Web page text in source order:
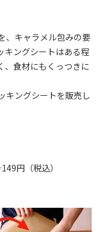
、キャラメル包みの要
キングシートはある程
、食材にもくっつきに
キングシートを販売し
円（税込）